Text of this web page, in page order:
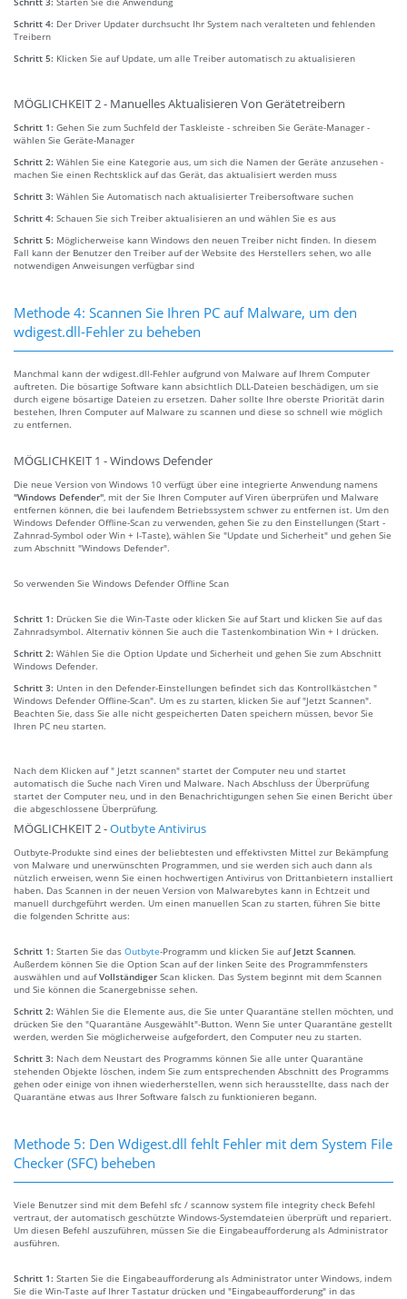
Schritt 4: Der Driver Updater durchsucht Ihr System nach veralteten und fehlenden
Treibern
Schritt 5: Klicken Sie auf Update, um alle Treiber automatisch zu aktualisieren
MÖGLICHKEIT 2 - Manuelles Aktualisieren Von Gerätetreibern
Schritt 1: Gehen Sie zum Suchfeld der Taskleiste - schreiben Sie Geräte-Manager -
wählen Sie Geräte-Manager
Schritt 2: Wählen Sie eine Kategorie aus, um sich die Namen der Geräte anzusehen -
machen Sie einen Rechtsklick auf das Gerät, das aktualisiert werden muss
Schritt 3: Wählen Sie Automatisch nach aktualisierter Treibersoftware suchen
Schritt 4: Schauen Sie sich Treiber aktualisieren an und wählen Sie es aus
Schritt 5: Möglicherweise kann Windows den neuen Treiber nicht finden. In diesem
Fall kann der Benutzer den Treiber auf der Website des Herstellers sehen, wo alle
notwendigen Anweisungen verfügbar sind
Methode 4: Scannen Sie Ihren PC auf Malware, um den
wdigest.dll-Fehler zu beheben
Manchmal kann der wdigest.dll-Fehler aufgrund von Malware auf Ihrem Computer
auftreten. Die bösartige Software kann absichtlich DLL-Dateien beschädigen, um sie
durch eigene bösartige Dateien zu ersetzen. Daher sollte Ihre oberste Priorität darin
bestehen, Ihren Computer auf Malware zu scannen und diese so schnell wie möglich
zu entfernen.
MÖGLICHKEIT 1 - Windows Defender
Die neue Version von Windows 10 verfügt über eine integrierte Anwendung namens
"Windows Defender" , mit der Sie Ihren Computer auf Viren überprüfen und Malware
entfernen können, die bei laufendem Betriebssystem schwer zu entfernen ist. Um den
Windows Defender Offline-Scan zu verwenden, gehen Sie zu den Einstellungen (Start -
Zahnrad-Symbol oder Win + I-Taste), wählen Sie "Update und Sicherheit" und gehen Sie
zum Abschnitt "Windows Defender".
So verwenden Sie Windows Defender Offline Scan
Schritt 1: Drücken Sie die Win-Taste oder klicken Sie auf Start und klicken Sie auf das
Zahnradsymbol. Alternativ können Sie auch die Tastenkombination Win + I drücken.
Schritt 2: Wählen Sie die Option Update und Sicherheit und gehen Sie zum Abschnitt
Windows Defender.
Schritt 3: Unten in den Defender-Einstellungen befindet sich das Kontrollkästchen "
Windows Defender Offline-Scan". Um es zu starten, klicken Sie auf "Jetzt Scannen".
Beachten Sie, dass Sie alle nicht gespeicherten Daten speichern müssen, bevor Sie
Ihren PC neu starten.
Nach dem Klicken auf " Jetzt scannen" startet der Computer neu und startet
automatisch die Suche nach Viren und Malware. Nach Abschluss der Überprüfung
startet der Computer neu, und in den Benachrichtigungen sehen Sie einen Bericht über
die abgeschlossene Überprüfung.
MÖGLICHKEIT 2 -Outbyte Antivirus
Outbyte-Produkte sind eines der beliebtesten und effektivsten Mittel zur Bekämpfung
von Malware und unerwünschten Programmen, und sie werden sich auch dann als
nützlich erweisen, wenn Sie einen hochwertigen Antivirus von Drittanbietern installiert
haben. Das Scannen in der neuen Version von Malwarebytes kann in Echtzeit und
manuell durchgeführt werden. Um einen manuellen Scan zu starten, führen Sie bitte
die folgenden Schritte aus:
Schritt 1: Starten Sie das Outbyte-Programm und klicken Sie auf Jetzt Scannen.
Außerdem können Sie die Option Scan auf der linken Seite des Programmfensters
auswählen und aufVollständiger Scan klicken. Das System beginnt mit dem Scannen
und Sie können die Scanergebnisse sehen.
Schritt 2: Wählen Sie die Elemente aus, die Sie unter Quarantäne stellen möchten, und
drücken Sie den "Quarantäne Ausgewählt"-Button. Wenn Sie unter Quarantäne gestellt
werden, werden Sie möglicherweise aufgefordert, den Computer neu zu starten.
Schritt 3: Nach dem Neustart des Programms können Sie alle unter Quarantäne
stehenden Objekte löschen, indem Sie zum entsprechenden Abschnitt des Programms
gehen oder einige von ihnen wiederherstellen, wenn sich herausstellte, dass nach der
Quarantäne etwas aus Ihrer Software falsch zu funktionieren begann.
Methode 5: Den Wdigest.dll fehlt Fehler mit dem System File
Checker (SFC) beheben
Viele Benutzer sind mit dem Befehl sfc / scannow system file integrity check Befehl
vertraut, der automatisch geschützte Windows-Systemdateien überprüft und repariert.
Um diesen Befehl auszuführen, müssen Sie die Eingabeaufforderung als Administrator
ausführen.
Schritt 1: Starten Sie die Eingabeaufforderung als Administrator unter Windows, indem
Sie die Win-Taste auf Ihrer Tastatur drücken und "Eingabeaufforderung" in das